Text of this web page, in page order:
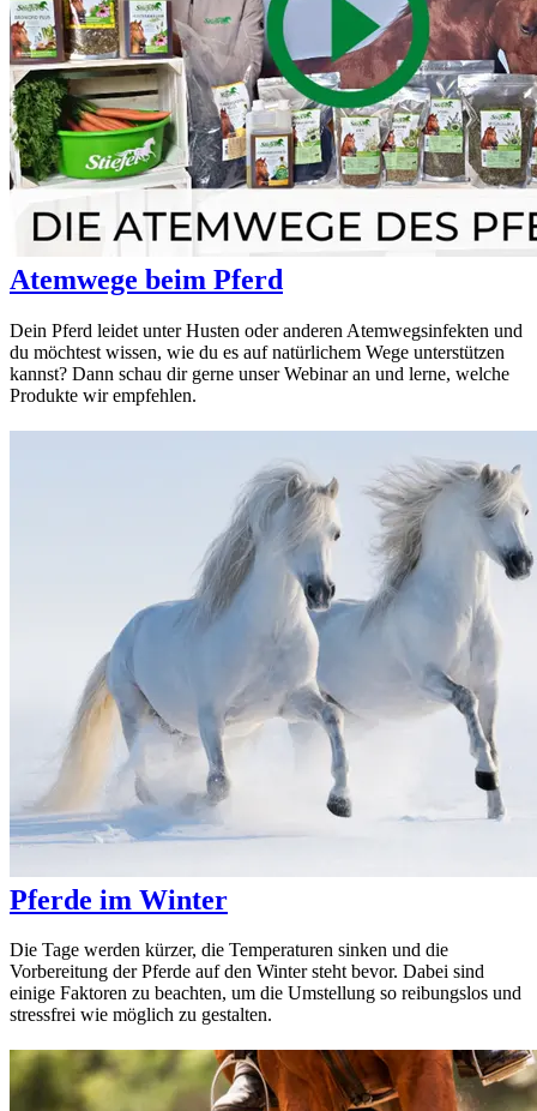
Atemwege beim Pferd
Dein Pferd leidet unter Husten oder anderen Atemwegsinfekten und
du möchtest wissen, wie du es auf natürlichem Wege unterstützen
kannst? Dann schau dir gerne unser Webinar an und lerne, welche
Produkte wir empfehlen.
Pferde im Winter
Die Tage werden kürzer, die Temperaturen sinken und die
Vorbereitung der Pferde auf den Winter steht bevor. Dabei sind
einige Faktoren zu beachten, um die Umstellung so reibungslos und
stressfrei wie möglich zu gestalten.